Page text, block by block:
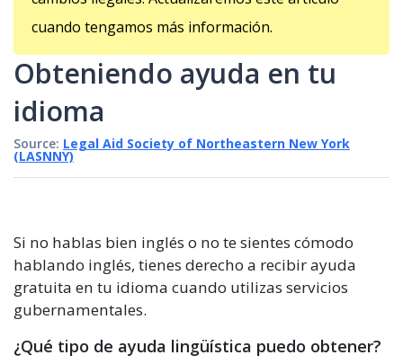
cuando tengamos más información.
Obteniendo ayuda en tu
idioma
Source: Legal Aid Society of Northeastern New York
(LASNNY)
Si no hablas bien inglés o no te sientes cómodo
hablando inglés, tienes derecho a recibir ayuda
gratuita en tu idioma cuando utilizas servicios
gubernamentales.
¿Qué tipo de ayuda lingüística puedo obtener?